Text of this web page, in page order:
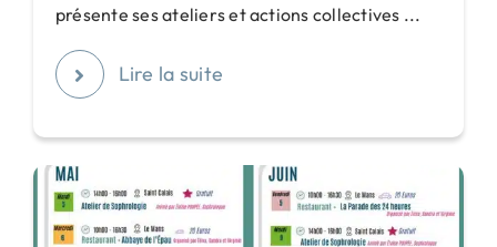
présente ses ateliers et actions collectives ...
Lire la suite